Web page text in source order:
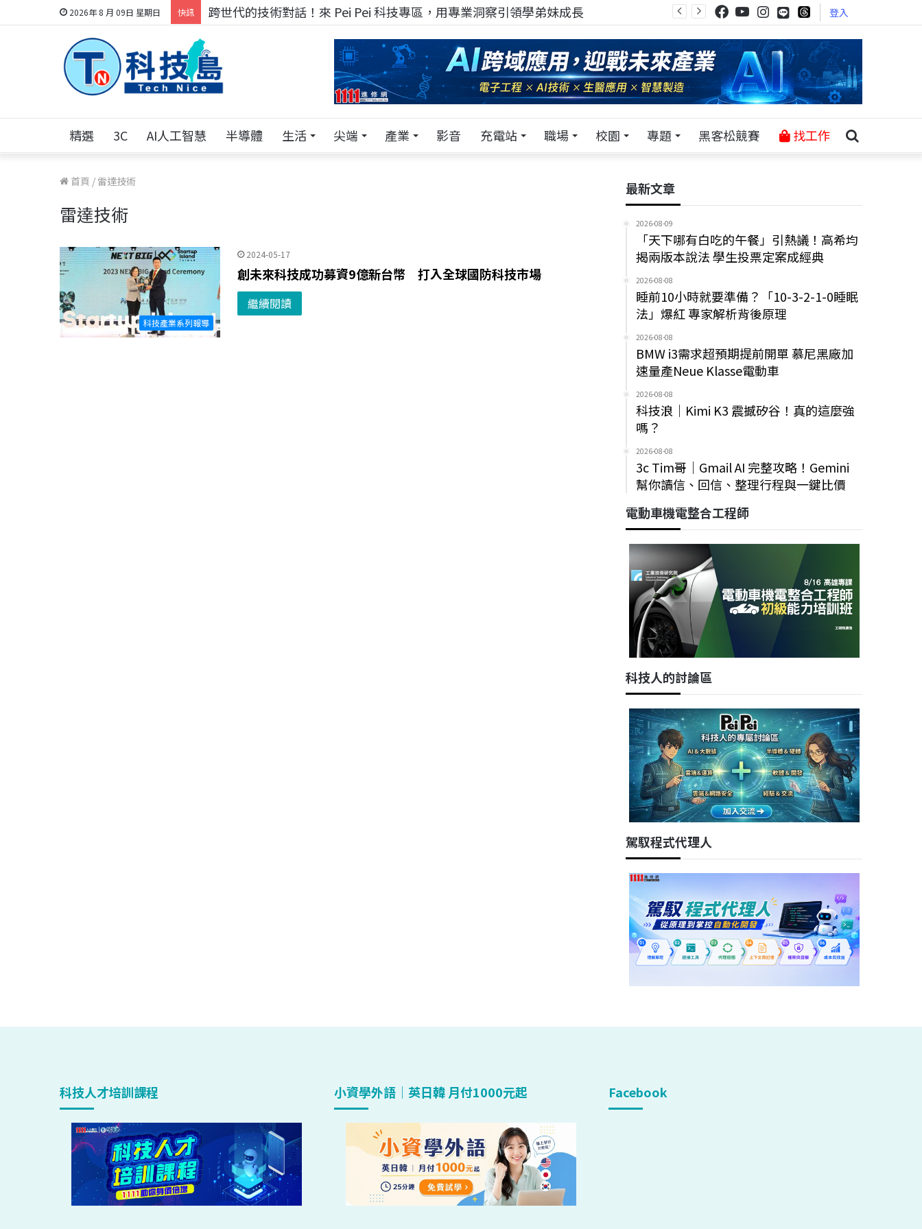
2026年 8 月 09日 星期日 快訊 跨世代的技術對話！來 Pei Pei 科技專區，用專業洞察引領學弟妹成長 登入
精選 3C AI人工智慧 半導體 生活 尖端 產業 影音 充電站 職場 校園 專題 黑客松競賽 找工作
首頁 / 雷達技術
雷達技術
科技產業系列報導
2024-05-17
創未來科技成功募資9億新台幣 打入全球國防科技市場
繼續閱讀
最新文章
2026-08-09
「天下哪有白吃的午餐」引熱議！高希均
揭兩版本說法 學生投票定案成經典
2026-08-08
睡前10小時就要準備？「10-3-2-1-0睡眠
法」爆紅 專家解析背後原理
2026-08-08
BMW i3需求超預期提前開單 慕尼黑廠加
速量產Neue Klasse電動車
2026-08-08
科技浪｜Kimi K3 震撼矽谷！真的這麼強
嗎？
2026-08-08
3c Tim哥｜Gmail AI 完整攻略！Gemini
幫你讀信、回信、整理行程與一鍵比價
電動車機電整合工程師
科技人的討論區
駕馭程式代理人
科技人才培訓課程 小資學外語｜英日韓 月付1000元起 Facebook